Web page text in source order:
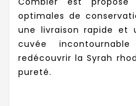
optimales de
une livraison rapide et
cuvée
redécouvrir la Syrah
pureté.